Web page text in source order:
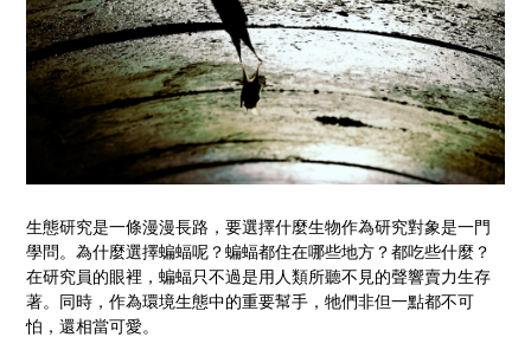
生態研究是一條漫漫長路，要選擇什麼生物作為研究對象是一門
學問。為什麼選擇蝙蝠呢？蝙蝠都住在哪些地方？都吃些什麼？
在研究員的眼裡，蝙蝠只不過是用人類所聽不見的聲響賣力生存
著。同時，作為環境生態中的重要幫手，牠們非但一點都不可
怕，還相當可愛。